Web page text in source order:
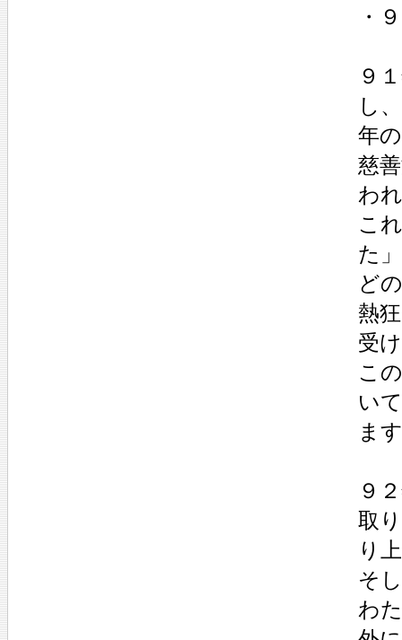
・
９
し
年
慈
わ
こ
た
ど
熱
受
こ
い
ま
９
取
り
そ
わ